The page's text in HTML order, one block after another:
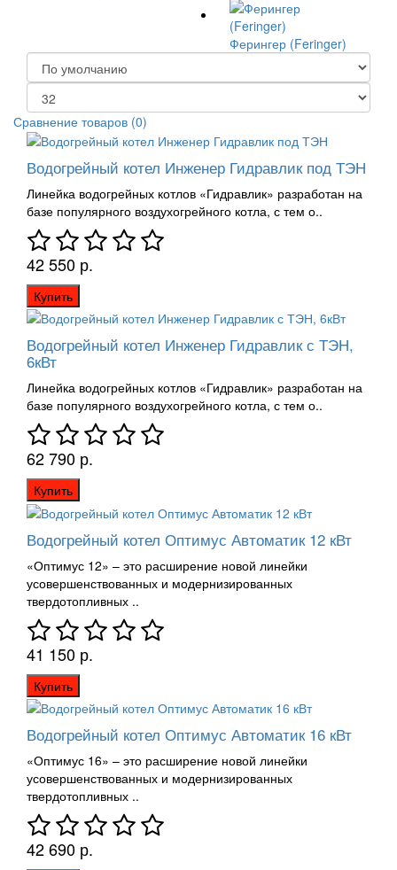
Ферингер (Feringer)
Сравнение товаров (0)
Водогрейный котел Инженер Гидравлик под ТЭН
Линейка водогрейных котлов «Гидравлик» разработан на
базе популярного воздухогрейного котла, с тем о..
42 550 р.
Купить
Водогрейный котел Инженер Гидравлик с ТЭН,
6кВт
Линейка водогрейных котлов «Гидравлик» разработан на
базе популярного воздухогрейного котла, с тем о..
62 790 р.
Купить
Водогрейный котел Оптимус Автоматик 12 кВт
«Оптимус 12» – это расширение новой линейки
усовершенствованных и модернизированных
твердотопливных ..
41 150 р.
Купить
Водогрейный котел Оптимус Автоматик 16 кВт
«Оптимус 16» – это расширение новой линейки
усовершенствованных и модернизированных
твердотопливных ..
42 690 р.